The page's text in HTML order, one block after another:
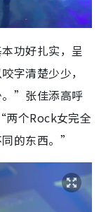
功好扎实，呈
字清楚少少，
。”张佳添高呼
个Rock女完全
的东西。”